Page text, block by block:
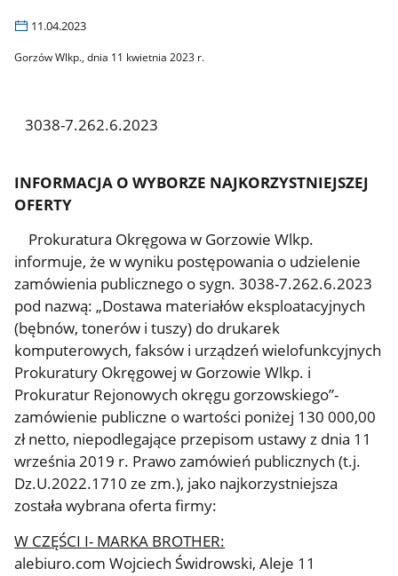
11.04.2023
Gorzów Wlkp., dnia 11 kwietnia 2023 r.
3038-7.262.6.2023
INFORMACJA O WYBORZE NAJKORZYSTNIEJSZEJ
OFERTY
Prokuratura Okręgowa w Gorzowie Wlkp.
informuje, że w wyniku postępowania o udzielenie
zamówienia publicznego o sygn. 3038-7.262.6.2023
pod nazwą: „Dostawa materiałów eksploatacyjnych
(bębnów, tonerów i tuszy) do drukarek
komputerowych, faksów i urządzeń wielofunkcyjnych
Prokuratury Okręgowej w Gorzowie Wlkp. i
Prokuratur Rejonowych okręgu gorzowskiego”-
zamówienie publiczne o wartości poniżej 130 000,00
zł netto, niepodlegające przepisom ustawy z dnia 11
września 2019 r. Prawo zamówień publicznych (t.j.
Dz.U.2022.1710 ze zm.), jako najkorzystniejsza
została wybrana oferta firmy:
W CZĘŚCI I- MARKA BROTHER:
alebiuro.com Wojciech Świdrowski, Aleje 11